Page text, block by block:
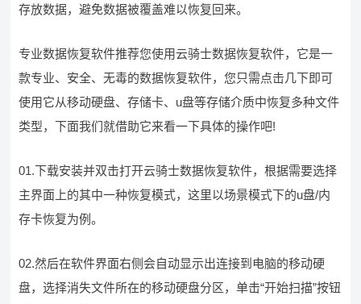
存放数据，避免数据被覆盖难以恢复回来。
专业数据恢复软件推荐您使用云骑士数据恢复软件，它是一
款专业、安全、无毒的数据恢复软件，您只需点击几下即可
使用它从移动硬盘、存储卡、u盘等存储介质中恢复多种文件
类型，下面我们就借助它来看一下具体的操作吧!
01.下载安装并双击打开云骑士数据恢复软件，根据需要选择
主界面上的其中一种恢复模式，这里以场景模式下的u盘/内
存卡恢复为例。
02.然后在软件界面右侧会自动显示出连接到电脑的移动硬
盘，选择消失文件所在的移动硬盘分区，单击“开始扫描”按钮